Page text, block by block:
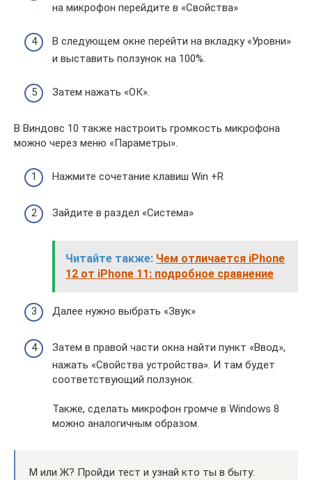
на микрофон перейдите в «Свойства»
В следующем окне перейти на вкладку «Уровни»
и выставить ползунок на 100%.
Затем нажать «ОК».
В Виндовс 10 также настроить громкость микрофона
можно через меню «Параметры».
Нажмите сочетание клавиш Win +R
Зайдите в раздел «Система»
Читайте также: Чем отличается iPhone
12 от iPhone 11: подробное сравнение
Далее нужно выбрать «Звук»
Затем в правой части окна найти пункт «Ввод»,
нажать «Свойства устройства». И там будет
соответствующий ползунок.
Также, сделать микрофон громче в Windows 8
можно аналогичным образом.
М или Ж? Пройди тест и узнай кто ты в быту: